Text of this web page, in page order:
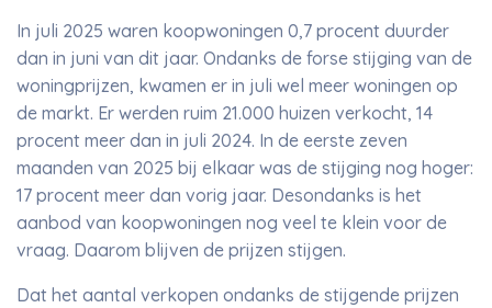
In juli 2025 waren koopwoningen 0,7 procent duurder
dan in juni van dit jaar. Ondanks de forse stijging van de
woningprijzen, kwamen er in juli wel meer woningen op
de markt. Er werden ruim 21.000 huizen verkocht, 14
procent meer dan in juli 2024. In de eerste zeven
maanden van 2025 bij elkaar was de stijging nog hoger:
17 procent meer dan vorig jaar. Desondanks is het
aanbod van koopwoningen nog veel te klein voor de
vraag. Daarom blijven de prijzen stijgen.
Dat het aantal verkopen ondanks de stijgende prijzen